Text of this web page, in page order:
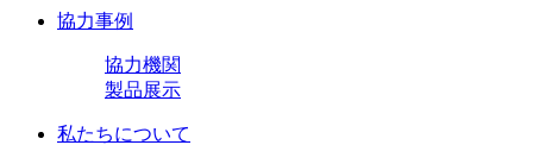
協力事例
協力機関
製品展示
私たちについて